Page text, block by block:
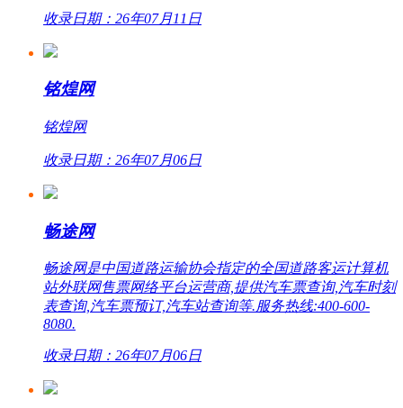
收录日期：26年07月11日
铭煌网
铭煌网
收录日期：26年07月06日
畅途网
畅途网是中国道路运输协会指定的全国道路客运计算机
站外联网售票网络平台运营商,提供汽车票查询,汽车时刻
表查询,汽车票预订,汽车站查询等.服务热线:400-600-
8080.
收录日期：26年07月06日